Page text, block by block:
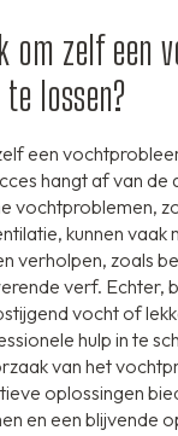
om zelf een
lossen?
een
hangt af van de
vochtproblemen,
kunnen vaak
verholpen, zoals
verf. Echter,
vocht of
hulp in te
van het
oplossingen
en een blijvende